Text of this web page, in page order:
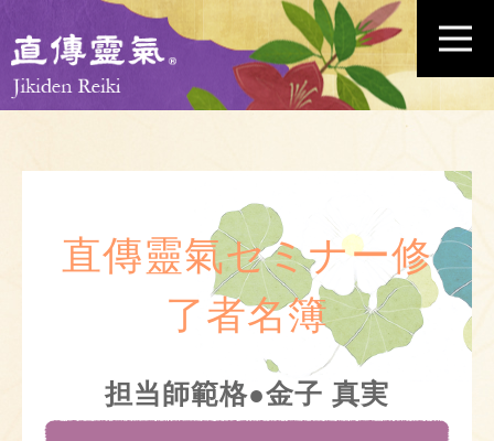
直傳靈氣セミナー修
了者名簿
担当師範格●金子 真実